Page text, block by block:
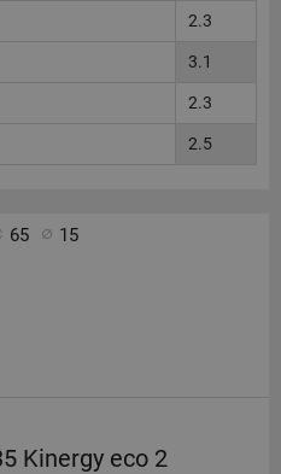
2.3
3.1
2.3
2.5
65 15
Kinergy eco 2